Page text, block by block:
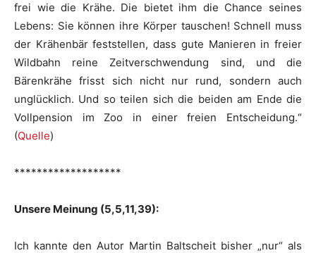
frei wie die Krähe. Die bietet ihm die Chance seines
Lebens: Sie können ihre Körper tauschen! Schnell muss
der Krähenbär feststellen, dass gute Manieren in freier
Wildbahn reine Zeitverschwendung sind, und die
Bärenkrähe frisst sich nicht nur rund, sondern auch
unglücklich. Und so teilen sich die beiden am Ende die
Vollpension im Zoo in einer freien Entscheidung.“
(Quelle)
*******************
Unsere Meinung (5,5,11,39):
Ich kannte den Autor Martin Baltscheit bisher „nur“ als